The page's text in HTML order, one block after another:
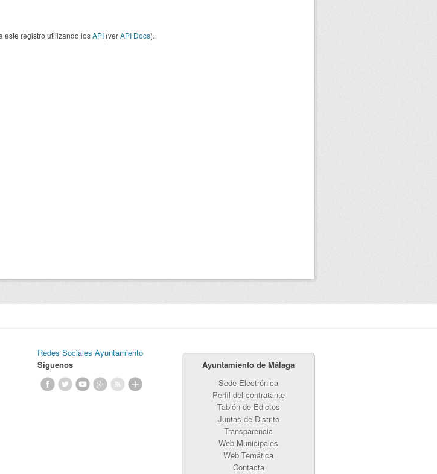
este registro utilizando losAPI (verAPI Docs).
Redes Sociales Ayuntamiento
Síguenos
Ayuntamiento de Málaga
Sede Electrónica
Perfil del contratante
Tablón de Edictos
Juntas de Distrito
Transparencia
Web Municipales
Web Temática
Contacta